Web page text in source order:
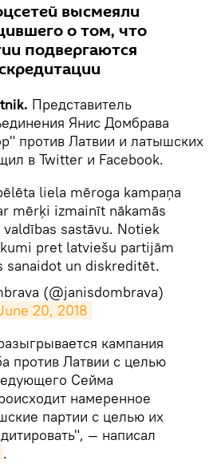
высмеяли
о том, что
подвергаются
Представитель
Янис Домбрава
против Латвии и латышских
в Twitter и Facebook.
liela mēroga kampaņa
mērķi izmainīt nākamās
valdības sastāvu. Notiek
pret latviešu partijām
sanaidot un diskreditēt.
(@janisdombrava)
20, 2018
кампания
против Латвии с целью
Сейма
намеренное
партии с целью их
— написал
.